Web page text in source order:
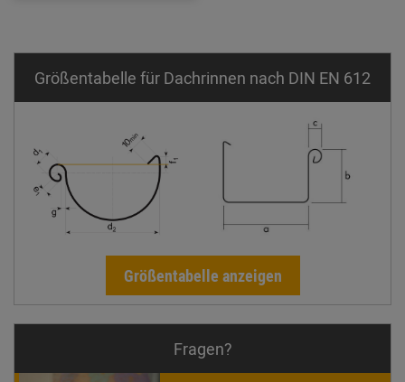
Größentabelle für Dachrinnen nach DIN EN 612
Größentabelle anzeigen
Fragen?